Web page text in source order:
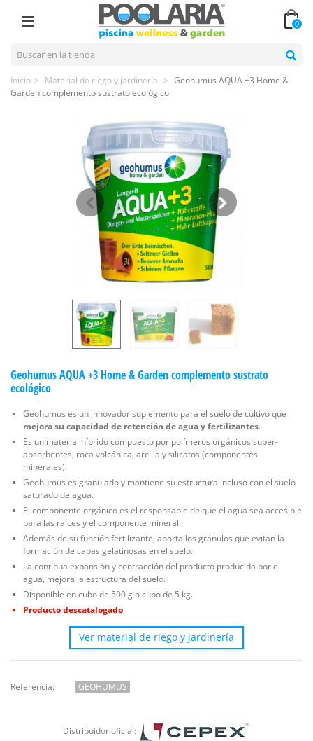
0
Inicio > Material de riego y jardinería > Geohumus AQUA +3 Home &
Garden complemento sustrato ecológico
Geohumus AQUA +3 Home & Garden complemento sustrato
ecológico
Geohumus es un innovador suplemento para el suelo de cultivo que
mejora su capacidad de retención de agua y fertilizantes.
Es un material híbrido compuesto por polímeros orgánicos super-
absorbentes, roca volcánica, arcilla y silicatos (componentes
minerales).
Geohumus es granulado y mantiene su estructura incluso con el suelo
saturado de agua.
El componente orgánico es el responsable de que el agua sea accesible
para las raíces y el componente mineral.
Además de su función fertilizante, aporta los gránulos que evitan la
formación de capas gelatinosas en el suelo.
La continua expansión y contracción del producto producida por el
agua, mejora la estructura del suelo.
Disponible en cubo de 500 g o cubo de 5 kg.
Producto descatalogado
Ver material de riego y jardinería
Referencia: GEOHUMUS
Distribuidor oficial: